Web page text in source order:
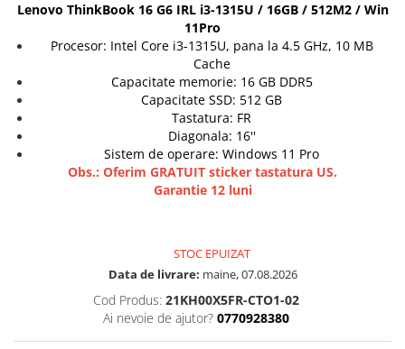
All-in-One REFURBISHED
Calculatoare All-in-One RENEW
Componente All-in-One
Lenovo ThinkBook 16 G6 IRL i3-1315U / 16GB / 512M2 / Win
11Pro
Procesor: Intel Core i3-1315U, pana la 4.5 GHz, 10 MB
Cache
Capacitate memorie: 16 GB DDR5
Capacitate SSD: 512 GB
Tastatura: FR
Diagonala: 16''
Sistem de operare: Windows 11 Pro
Obs.: Oferim GRATUIT sticker tastatura US.
Garantie 12 luni
STOC EPUIZAT
Data de livrare: maine, 07.08.2026
Cod Produs: 21KH00X5FR-CTO1-02
Ai nevoie de ajutor? 0770928380